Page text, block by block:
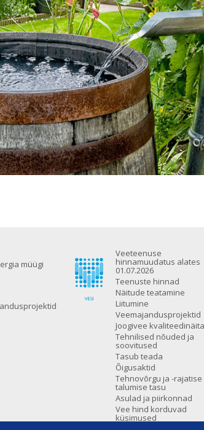
müügi
Veeteenuse
hinnamuudatus alates
01.07.2026
Teenuste hinnad
Näitude teatamine
Liitumine
Veemajandusprojektid
Joogivee
Tehnilised nõuded ja
soovitused
Tasub teada
Õigusaktid
Tehnovõrgu ja -rajatise
talumise tasu
Asulad ja piirkonnad
Vee hind korduvad
küsimused